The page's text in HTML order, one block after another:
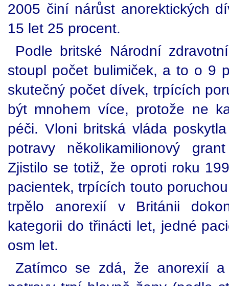
2005 činí nárůst anorektických
15 let 25 procent.
Podle britské Národní
stoupl počet bulimiček, a to o 9
skutečný počet dívek, trpících
být mnohem více, protože ne
péči. Vloni britská vláda
potravy několikamilionový
Zjistilo se totiž, že oproti roku
pacientek, trpících touto
trpělo anorexií v Británii
kategorii do třinácti let, jedné
osm let.
Zatímco se zdá, že anorexií a